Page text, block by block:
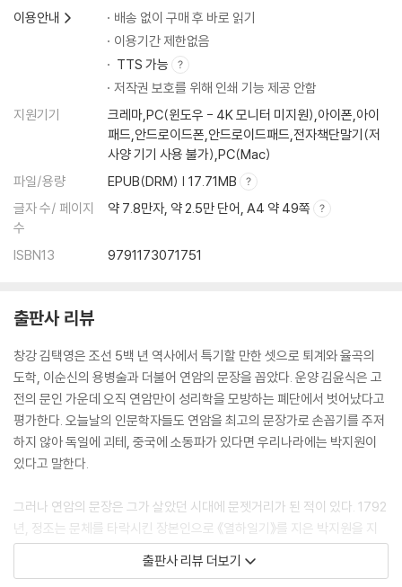
이용안내
배송 없이 구매 후 바로 읽기
이용기간 제한없음
TTS 가능
저작권 보호를 위해 인쇄 기능 제공 안함
지원기기
크레마,PC(윈도우 - 4K 모니터 미지원),아이폰,아이
패드,안드로이드폰,안드로이드패드,전자책단말기(저
사양 기기 사용 불가),PC(Mac)
파일/용량
EPUB(DRM) | 17.71MB
글자 수/ 페이지
수
약 7.8만자, 약 2.5만 단어, A4 약 49쪽
ISBN13 9791173071751
출판사 리뷰
창강 김택영은 조선 5백 년 역사에서 특기할 만한 셋으로 퇴계와 율곡의
도학, 이순신의 용병술과 더불어 연암의 문장을 꼽았다. 운양 김윤식은 고
전의 문인 가운데 오직 연암만이 성리학을 모방하는 폐단에서 벗어났다고
평가한다. 오늘날의 인문학자들도 연암을 최고의 문장가로 손꼽기를 주저
하지 않아 독일에 괴테, 중국에 소동파가 있다면 우리나라에는 박지원이
있다고 말한다.
그러나 연암의 문장은 그가 살았던 시대에 문젯거리가 된 적이 있다. 1792
년, 정조는 문체를 타락시킨 장본인으로 《열하일기》를 지은 박지원을 지
목했다. 이어 신속히 순수하고 바른 글 한 편을 지어 올리라는 명령을 내렸
다. 이를 전해들은 연암은 낙척하고 불우해 “글로써 놀이를 삼았다(以文
출판사 리뷰 더보기